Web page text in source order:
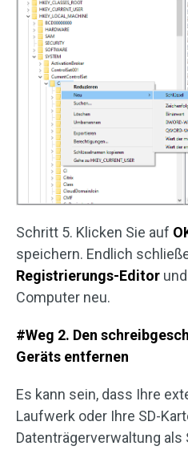
Schritt 5. Klicken Sie auf
speichern. Endlich
Registrierungs-Editor
Computer neu.
#Weg 2. Den
Geräts entfernen
Es kann sein, dass Ihre
Laufwerk oder Ihre SD-
Datenträgerverwaltung